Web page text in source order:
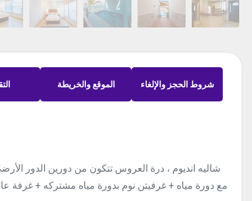
الموقع والخريطة شروط الحجز والإلغاء
شاليه انديوم ، درة العروس تتكون من دورين الدور
مع دورة مياه + غرفيتن نوم بدورة مياه مشتركه + غرفة